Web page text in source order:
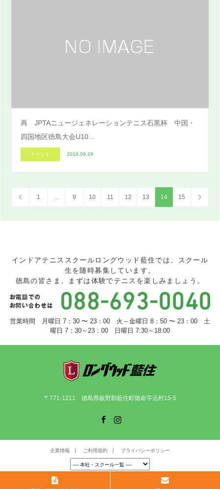
再 JPTAニュージェネレーションテニス石黒杯 中国・
四国地区徳島大会U10…
イベント 2018.09.29
1 … 9 10 11 12 13 14 15
インドアテニススクールロングウッド藍住では、スクール
生を随時募集しています。
徳島の皆さま、まずは体験でテニスを楽しみましょう。
営業時間 月曜日 7：30 〜 23：00 火～金曜日 8：50 〜 23：00 土
曜日 7：30～23：00 日曜日 7:30～18:00
〒771-1211 徳島県板野郡藍住町徳命字元村15-5
企業情報 ご利用規約 プライバシーポリシー
ロングウッド藍住